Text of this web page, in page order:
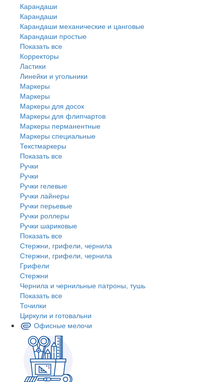
Карандаши
Карандаши
Карандаши механические и цанговые
Карандаши простые
Показать все
Корректоры
Ластики
Линейки и угольники
Маркеры
Маркеры
Маркеры для досок
Маркеры для флипчартов
Маркеры перманентные
Маркеры специальные
Текстмаркеры
Показать все
Ручки
Ручки
Ручки гелевые
Ручки лайнеры
Ручки перьевые
Ручки роллеры
Ручки шариковые
Показать все
Стержни, грифели, чернила
Стержни, грифели, чернила
Грифели
Стержни
Чернила и чернильные патроны, тушь
Показать все
Точилки
Циркули и готовальни
Офисные мелочи